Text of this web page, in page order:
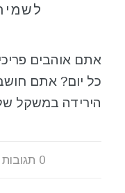
אתם אוהבים
כל יום? אתם
הירידה במשקל
0 תגובות
/